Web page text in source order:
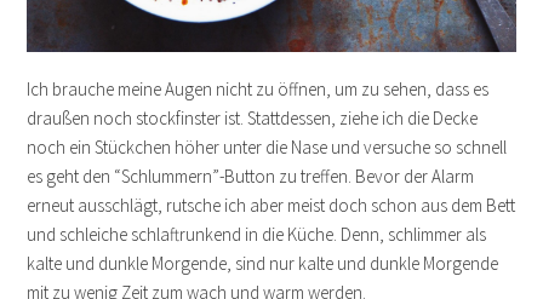
Ich brauche meine Augen nicht zu öffnen, um zu sehen, dass es
draußen noch stockfinster ist. Stattdessen, ziehe ich die Decke
noch ein Stückchen höher unter die Nase und versuche so schnell
es geht den “Schlummern”-Button zu treffen. Bevor der Alarm
erneut ausschlägt, rutsche ich aber meist doch schon aus dem Bett
und schleiche schlaftrunkend in die Küche. Denn, schlimmer als
kalte und dunkle Morgende, sind nur kalte und dunkle Morgende
mit zu wenig Zeit zum wach und warm werden.